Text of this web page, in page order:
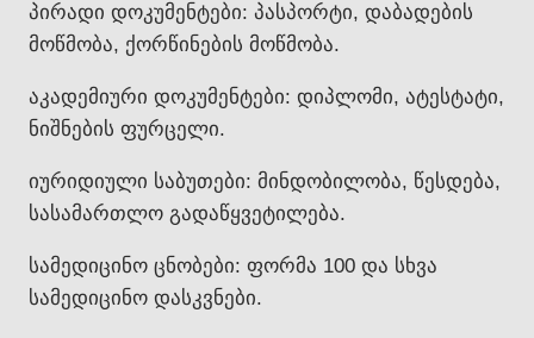
პირადი დოკუმენტები: პასპორტი, დაბადების
მოწმობა, ქორწინების მოწმობა.
აკადემიური დოკუმენტები: დიპლომი, ატესტატი,
ნიშნების ფურცელი.
იურიდიული საბუთები: მინდობილობა, წესდება,
სასამართლო გადაწყვეტილება.
სამედიცინო ცნობები: ფორმა 100 და სხვა
სამედიცინო დასკვნები.